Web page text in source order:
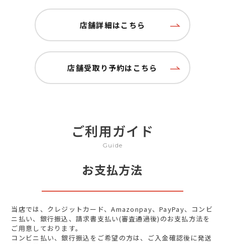
店舗詳細はこちら
店舗受取り予約はこちら
ご利用ガイド
Guide
お支払方法
当店では、クレジットカード、Amazonpay、PayPay、コンビ
ニ払い、銀行振込、請求書支払い(審査通過後)のお支払方法を
ご用意しております。
コンビニ払い、銀行振込をご希望の方は、ご入金確認後に発送